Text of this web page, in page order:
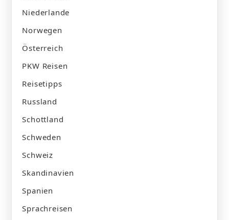
Niederlande
Norwegen
Österreich
PKW Reisen
Reisetipps
Russland
Schottland
Schweden
Schweiz
Skandinavien
Spanien
Sprachreisen